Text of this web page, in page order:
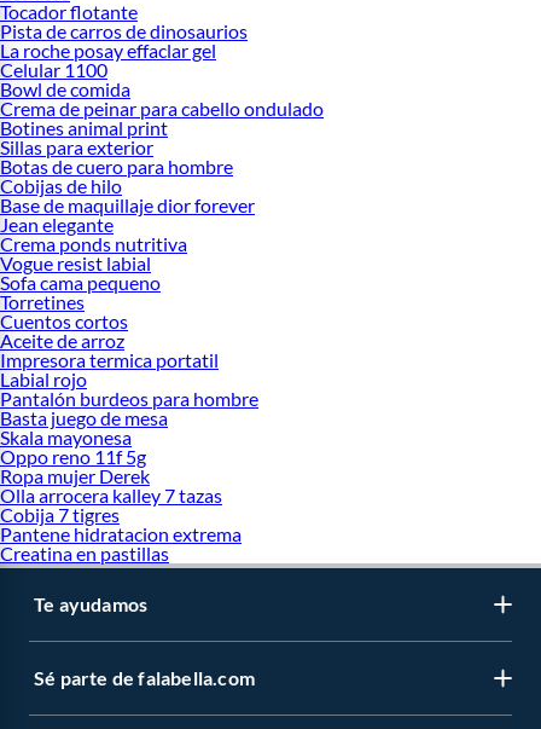
Tocador flotante
Pista de carros de dinosaurios
La roche posay effaclar gel
Celular 1100
Bowl de comida
Crema de peinar para cabello ondulado
Botines animal print
Sillas para exterior
Botas de cuero para hombre
Cobijas de hilo
Base de maquillaje dior forever
Jean elegante
Crema ponds nutritiva
Vogue resist labial
Sofa cama pequeno
Torretines
Cuentos cortos
Aceite de arroz
Impresora termica portatil
Labial rojo
Pantalón burdeos para hombre
Basta juego de mesa
Skala mayonesa
Oppo reno 11f 5g
Ropa mujer Derek
Olla arrocera kalley 7 tazas
Cobija 7 tigres
Pantene hidratacion extrema
Creatina en pastillas
Te ayudamos
Sé parte de falabella.com